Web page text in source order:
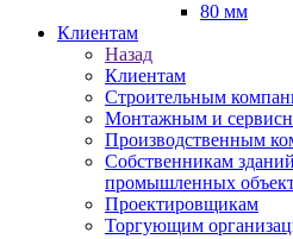
80 мм
Клиентам
Назад
Клиентам
Строительным
Монтажным и
Производственным
Собственникам
промышленных
Проектировщикам
Торгующим